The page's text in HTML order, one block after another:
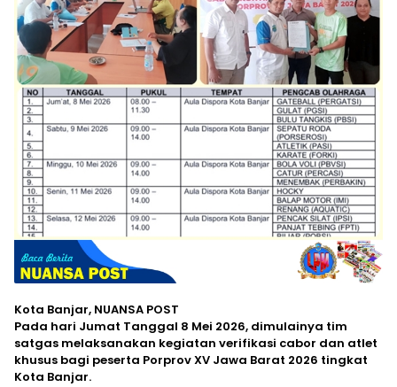
Kota Banjar, NUANSA POST
Pada hari Jumat Tanggal 8 Mei 2026, dimulainya tim
satgas melaksanakan kegiatan verifikasi cabor dan atlet
khusus bagi peserta Porprov XV Jawa Barat 2026 tingkat
Kota Banjar.